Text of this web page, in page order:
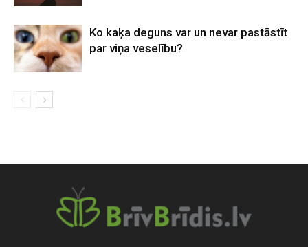
Ko kaķa deguns var un nevar pastāstīt
par viņa veselību?